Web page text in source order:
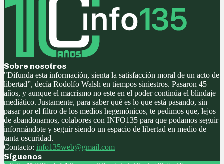
Sobre nosotros
"Difunda esta información, sienta la satisfacción moral de un acto de
libertad”, decía Rodolfo Walsh en tiempos siniestros. Pasaron 45
años, y aunque el macrismo no este en el poder continúa el blindaje
mediático. Justamente, para saber qué es lo que está pasando, sin
pasar por el filtro de los medios hegemónicos, te pedimos que, lejos
de abandonarnos, colabores con INFO135 para que podamos seguir
informándote y seguir siendo un espacio de libertad en medio de
tanta oscuridad.
Contacto: info135web@gmail.com
Síguenos